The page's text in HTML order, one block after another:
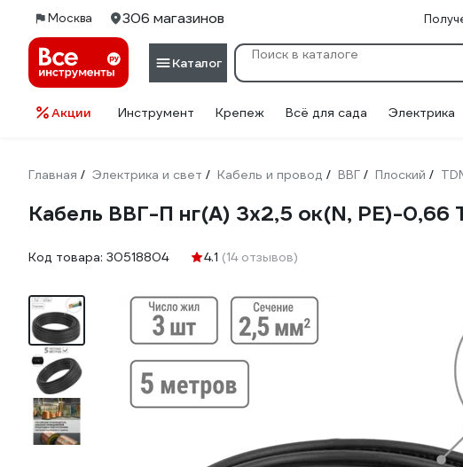
Москва 306 магазинов
Каталог
Акции Инструмент Крепеж Всё для сада Электрика
Главная / Электрика и свет / Кабель и провод / ВВГ / Плоский /
Кабель ВВГ-П нг(А) 3х2,5 ок(N, PE)-0,66
Код товара: 30518804 4.1 (14 отзывов)